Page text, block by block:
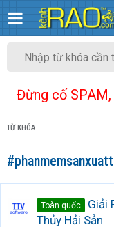
Đừng cố
TỪ KHÓA
Toàn quốc
Giải
Thủy Hải Sản